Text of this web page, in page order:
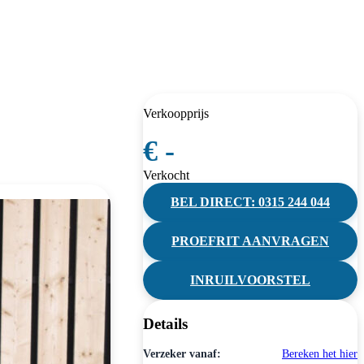
Verkoopprijs
€ -
Verkocht
BEL DIRECT: 0315 244 044
PROEFRIT AANVRAGEN
INRUILVOORSTEL
Details
Verzeker vanaf: Bereken het hier